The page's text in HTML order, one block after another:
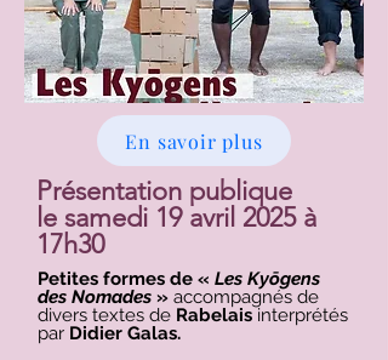
En savoir plus
Présentation publique
le samedi 19 avril 2025 à
17h30
Petites formes de « Les Kyōgens
des Nomades » accompagnés de
divers textes de Rabelaisinterprétés
par Didier Galas.